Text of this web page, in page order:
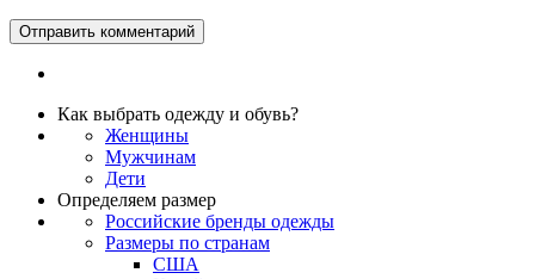
Как выбрать одежду и обувь?
Женщины
Мужчинам
Дети
Определяем размер
Российские бренды одежды
Размеры по странам
США